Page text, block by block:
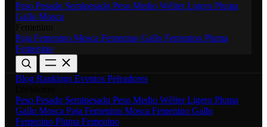
Peso Pesado Semipesado Peso Medio WélterLigero Pluma
Gallo Mosca
Paja Femenino Mosca Femenino Gallo Femenino Pluma
Femenino
Blog Rankings Eventos Peleadores
Peso Pesado Semipesado Peso Medio WélterLigero Pluma
Gallo Mosca Paja Femenino Mosca Femenino Gallo
Femenino Pluma Femenino